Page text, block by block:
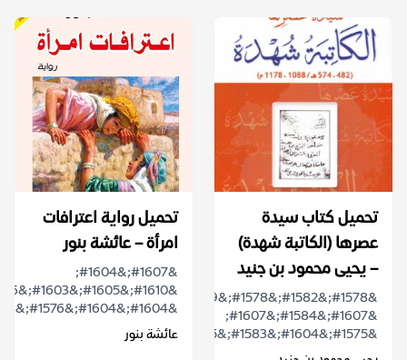
تحميل كتاب سيدة
عصرها (الكاتبة شهدة)
– يحيى محمود بن جنيد
&#1607;&#1584;&#1607;
&#1575;&#1604;&#1583;&#1585;&...
تحميل رواية اعترافات
امرأة – عائشة بنور
&#1607;&#1604;
&#1604;&#1604;&#1576;&#1608;&#1581;...
عائشة بنور